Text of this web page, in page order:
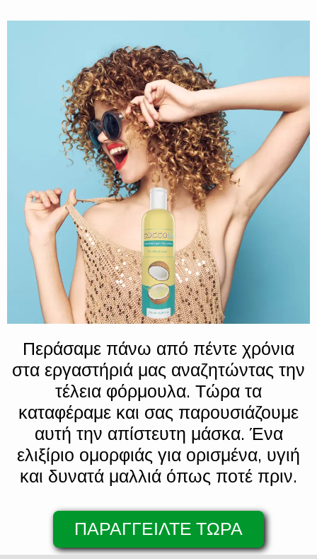
Περάσαμε πάνω από πέντε χρόνια
στα εργαστήριά μας αναζητώντας την
τέλεια φόρμουλα. Τώρα τα
καταφέραμε και σας παρουσιάζουμε
αυτή την απίστευτη μάσκα. Ένα
ελιξίριο ομορφιάς για ορισμένα, υγιή
και δυνατά μαλλιά όπως ποτέ πριν.
ΠΑΡΑΓΓΕΙΛΤΕ ΤΩΡΑ